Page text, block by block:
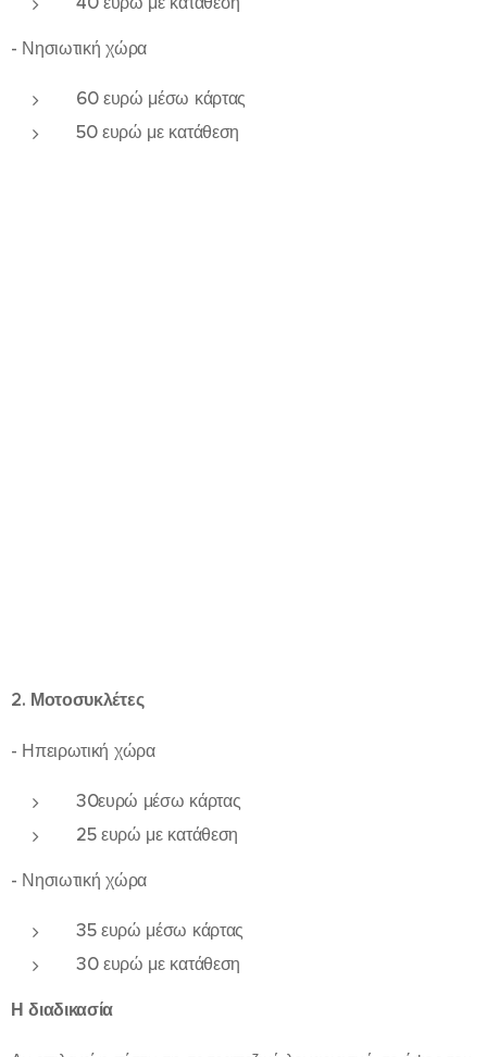
- Νησιωτική χώρα
60 ευρώ μέσω κάρτας
50 ευρώ με κατάθεση
2. Μοτοσυκλέτες
- Ηπειρωτική χώρα
30ευρώ μέσω κάρτας
25 ευρώ με κατάθεση
- Νησιωτική χώρα
35 ευρώ μέσω κάρτας
30 ευρώ με κατάθεση
Η διαδικασία